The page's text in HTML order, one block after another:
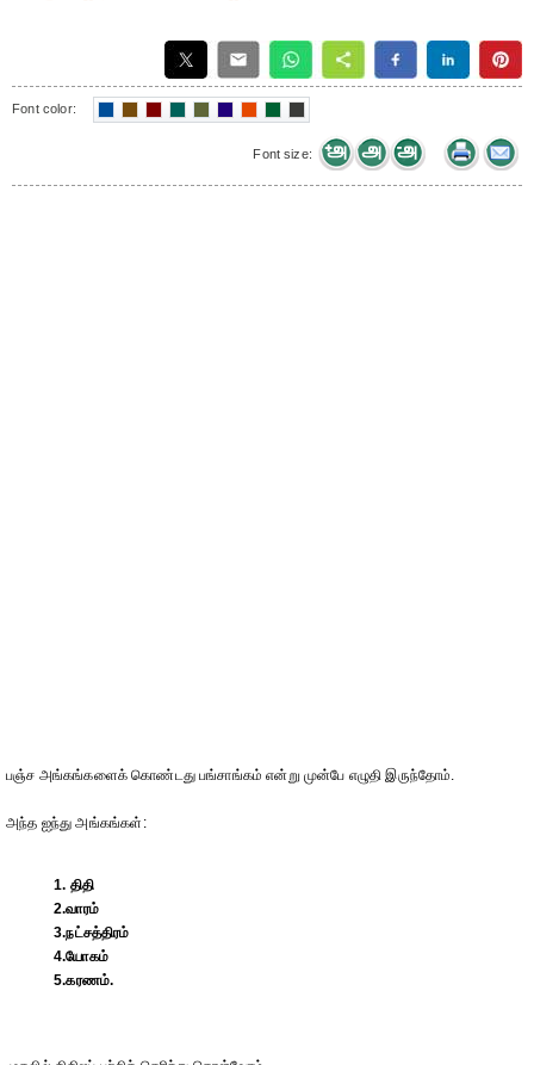
Font color:
Font size:
பஞ்ச அங்கங்களைக் கொண்டது பங்சாங்கம் என்று முன்பே எழுதி இருந்தோம்.
அந்த ஐந்து அங்கங்கள்:
1. திதி
2.வாரம்
3.நட்சத்திரம்
4.யோகம்
5.கரணம்.